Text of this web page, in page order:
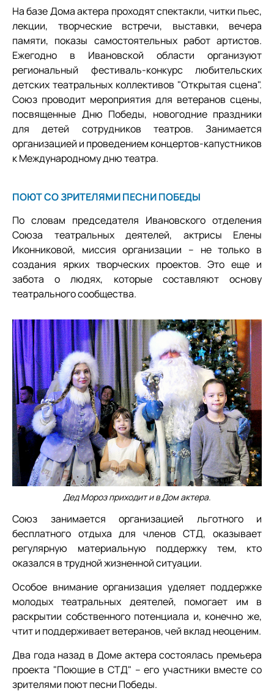
На базе Дома актера проходят спектакли, читки пьес,
лекции, творческие встречи, выставки, вечера
памяти, показы самостоятельных работ артистов.
Ежегодно в Ивановской области организуют
региональный фестиваль-конкурс любительских
детских театральных коллективов "Открытая сцена".
Союз проводит мероприятия для ветеранов сцены,
посвященные Дню Победы, новогодние праздники
для детей сотрудников театров. Занимается
организацией и проведением концертов-капустников
к Международному дню театра.
ПОЮТ СО ЗРИТЕЛЯМИ ПЕСНИ ПОБЕДЫ
По словам председателя Ивановского отделения
Союза театральных деятелей, актрисы Елены
Иконниковой, миссия организации – не только в
создания ярких творческих проектов. Это еще и
забота о людях, которые составляют основу
театрального сообщества.
Дед Мороз приходит и в Дом актера.
Союз занимается организацией льготного и
бесплатного отдыха для членов СТД, оказывает
регулярную материальную поддержку тем, кто
оказался в трудной жизненной ситуации.
Особое внимание организация уделяет поддержке
молодых театральных деятелей, помогает им в
раскрытии собственного потенциала и, конечно же,
чтит и поддерживает ветеранов, чей вклад неоценим.
Два года назад в Доме актера состоялась премьера
проекта "Поющие в СТД" – его участники вместе со
зрителями поют песни Победы.